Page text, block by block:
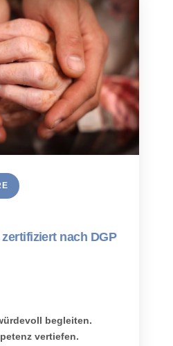
nach DGP
begleiten.
vertiefen.